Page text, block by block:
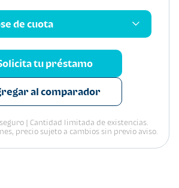
de cuota
tu préstamo
al comparador
| Cantidad limitada de existencias.
precio sujeto a cambios sin previo aviso.